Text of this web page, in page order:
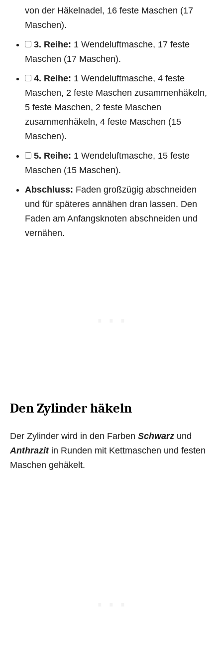
von der Häkelnadel, 16 feste Maschen (17
Maschen).
3. Reihe: 1 Wendeluftmasche, 17 feste
Maschen (17 Maschen).
4. Reihe: 1 Wendeluftmasche, 4 feste
Maschen, 2 feste Maschen zusammenhäkeln,
5 feste Maschen, 2 feste Maschen
zusammenhäkeln, 4 feste Maschen (15
Maschen).
5. Reihe: 1 Wendeluftmasche, 15 feste
Maschen (15 Maschen).
Abschluss: Faden großzügig abschneiden
und für späteres annähen dran lassen. Den
Faden am Anfangsknoten abschneiden und
vernähen.
Den Zylinder häkeln
Der Zylinder wird in den Farben Schwarz und
Anthrazitin Runden mit Kettmaschen und festen
Maschen gehäkelt.